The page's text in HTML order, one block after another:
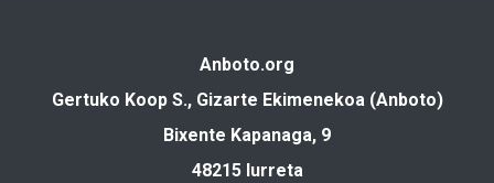
Anboto.org
Gertuko Koop S., Gizarte Ekimenekoa (Anboto)
Bixente Kapanaga, 9
48215 Iurreta